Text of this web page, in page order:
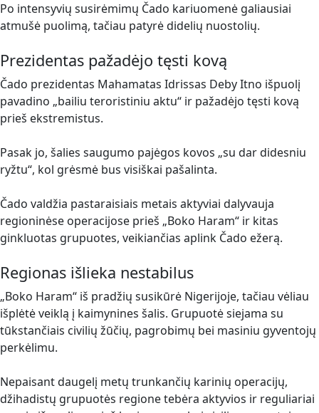
Po intensyvių susirėmimų Čado kariuomenė galiausiai
atmušė puolimą, tačiau patyrė didelių nuostolių.
Prezidentas pažadėjo tęsti kovą
Čado prezidentas Mahamatas Idrissas Deby Itno išpuolį
pavadino „bailiu teroristiniu aktu“ ir pažadėjo tęsti kovą
prieš ekstremistus.
Pasak jo, šalies saugumo pajėgos kovos „su dar didesniu
ryžtu“, kol grėsmė bus visiškai pašalinta.
Čado valdžia pastaraisiais metais aktyviai dalyvauja
regioninėse operacijose prieš „Boko Haram“ ir kitas
ginkluotas grupuotes, veikiančias aplink Čado ežerą.
Regionas išlieka nestabilus
„Boko Haram“ iš pradžių susikūrė Nigerijoje, tačiau vėliau
išplėtė veiklą į kaimynines šalis. Grupuotė siejama su
tūkstančiais civilių žūčių, pagrobimų bei masiniu gyventojų
perkėlimu.
Nepaisant daugelį metų trunkančių karinių operacijų,
džihadistų grupuotės regione tebėra aktyvios ir reguliariai